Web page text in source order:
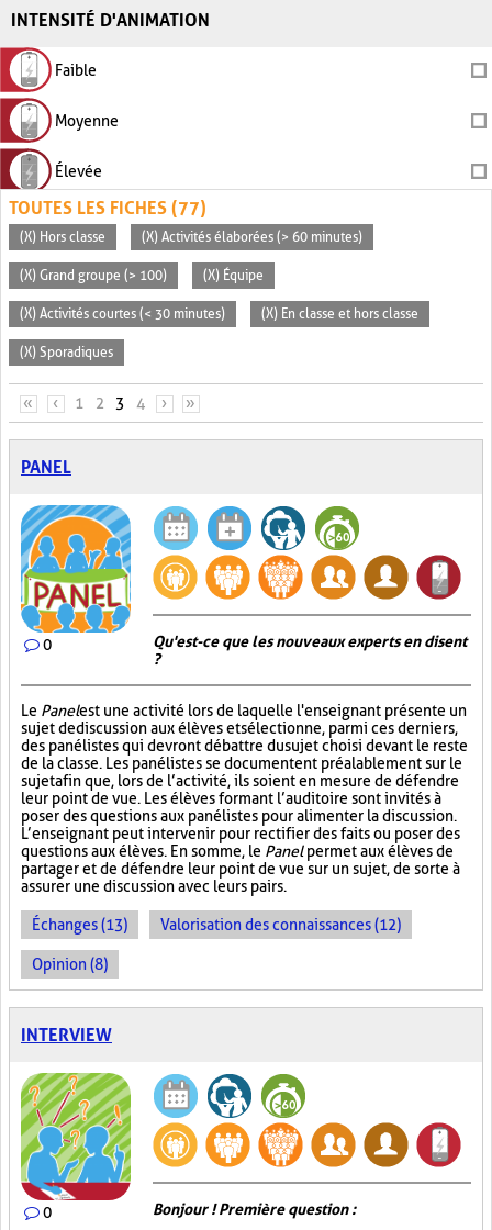
INTENSITÉ D'ANIMATION
Faible
Moyenne
Élevée
TOUTES LES FICHES (77)
(X) Hors classe (X) Activités élaborées (> 60 minutes)
(X) Grand groupe (> 100) (X) Équipe
(X) Activités courtes (< 30 minutes) (X) En classe et hors classe
(X) Sporadiques
PAGES
« ‹ 1 2 3 4 › »
PANEL
0
Qu'est-ce que les nouveaux experts en disent
?
Le Panelest une activité lors de laquelle l'enseignant présente un
sujet de discussion aux élèves et sélectionne, parmi ces derniers,
des panélistes qui devront débattre du sujet choisi devant le reste
de la classe. Les panélistes se documentent préalablement sur le
sujet afin que, lors de l’activité, ils soient en mesure de défendre
leur point de vue. Les élèves formant l’auditoire sont invités à
poser des questions aux panélistes pour alimenter la discussion.
L’enseignant peut intervenir pour rectifier des faits ou poser des
questions aux élèves. En somme, le Panelpermet aux élèves de
partager et de défendre leur point de vue sur un sujet, de sorte à
assurer une discussion avec leurs pairs.
Échanges (13) Valorisation des connaissances (12)
Opinion (8)
INTERVIEW
0 Bonjour ! Première question :